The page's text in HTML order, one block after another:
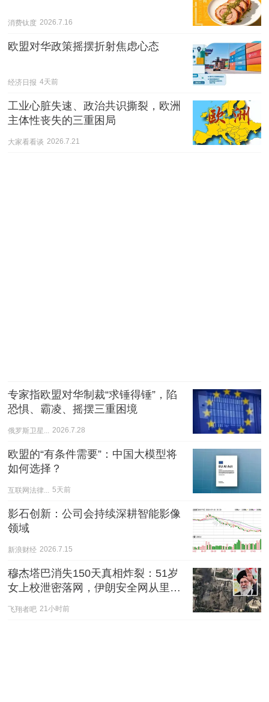
消费钛度 2026.7.16
欧盟对华政策摇摆折射焦虑心态
经济日报 4天前
工业心脏失速、政治共识撕裂，欧洲
主体性丧失的三重困局
大家看看谈 2026.7.21
专家指欧盟对华制裁“求锤得锤”，陷
恐惧、霸凌、摇摆三重困境
俄罗斯卫星... 2026.7.28
欧盟的“有条件需要”：中国大模型将
如何选择？
互联网法律... 5天前
影石创新：公司会持续深耕智能影像
领域
新浪财经 2026.7.15
穆杰塔巴消失150天真相炸裂：51岁
女上校泄密落网，伊朗安全网从里面
飞翔者吧 21小时前